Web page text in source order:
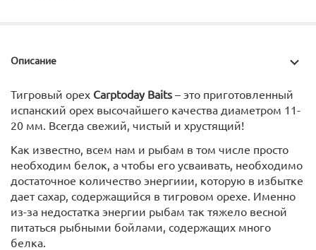
Описание
Тигровый орех Carptoday Baits – это приготовленный
испанский орех высочайшего качества диаметром 11-
20 мм. Всегда свежий, чистый и хрустящий!
Как известно, всем нам и рыбам в том числе просто
необходим белок, а чтобы его усваивать, необходимо
достаточное количество энергиии, которую в избытке
дает сахар, содержащийся в тигровом орехе. Именно
из-за недостатка энергии рыбам так тяжело весной
питаться рыбными бойлами, содержащих много
белка.